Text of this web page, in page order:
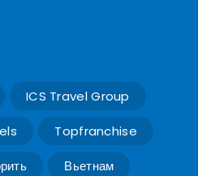
ICS Travel Group
Topfranchise
Вьетнам